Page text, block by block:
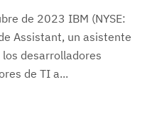
de 2023 IBM (NYSE:
Assistant, un asistente
desarrolladores
de TI a...